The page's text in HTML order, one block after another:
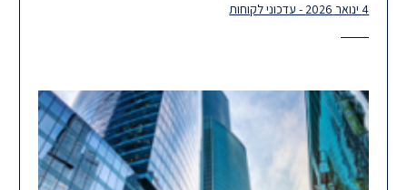
4 ינואר 2026 - עדכוני לקוחות